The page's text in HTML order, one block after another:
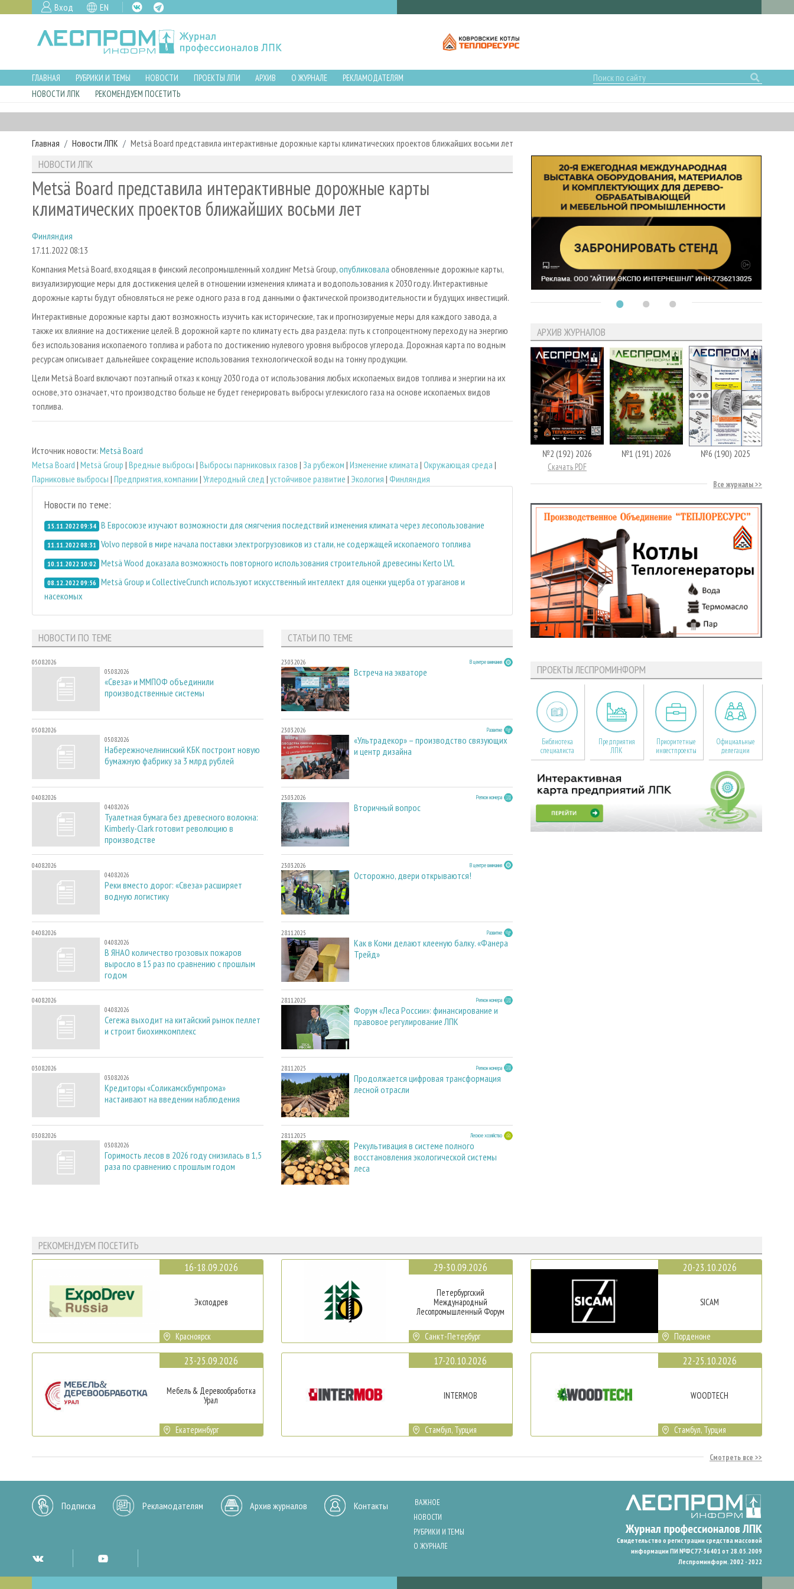
Вход EN
ГЛАВНАЯ РУБРИКИ И ТЕМЫ НОВОСТИ ПРОЕКТЫ ЛПИ АРХИВ О ЖУРНАЛЕ
РЕКЛАМОДАТЕЛЯМ
НОВОСТИ ЛПК
РЕКОМЕНДУЕМ ПОСЕТИТЬ
Главная Новости ЛПК Metsä Board представила интерактивные дорожные карты климатических проектов ближайших восьми лет
НОВОСТИ ЛПК
Metsä Board представила интерактивные дорожные карты
климатических проектов ближайших восьми лет
Финляндия
17.11.2022 08:13
Компания Metsä Board, входящая в финский лесопромышленный холдинг Metsä Group,опубликовала обновленные дорожные карты,
визуализирующие меры для достижения целей в отношении изменения климата и водопользования к 2030 году. Интерактивные
дорожные карты будут обновляться не реже одного раза в год данными о фактической производительности и будущих инвестиций.
Интерактивные дорожные карты дают возможность изучить как исторические, так и прогнозируемые меры для каждого завода, а
также их влияние на достижение целей. В дорожной карте по климату есть два раздела: путь к стопроцентному переходу на энергию
без использования ископаемого топлива и работа по достижению нулевого уровня выбросов углерода. Дорожная карта по водным
ресурсам описывает дальнейшее сокращение использования технологической воды на тонну продукции.
Цели Metsä Board включают поэтапный отказ к концу 2030 года от использования любых ископаемых видов топлива и энергии на их
основе, это означает, что производство больше не будет генерировать выбросы углекислого газа на основе ископаемых видов
топлива.
Источник новости: Metsä Board
Metsa Board | Metsä Group | Вредные выбросы | Выбросы парниковых газов | За рубежом | Изменение климата | Окружающая среда |
Парниковые выбросы | Предприятия, компании | Углеродный след | устойчивое развитие | Экология | Финляндия
Новости по теме:
15.11.2022 09:34 В Евросоюзе изучают возможности для смягчения последствий изменения климата через лесопользование
11.11.2022 08:31 Volvo первой в мире начала поставки электрогрузовиков из стали, не содержащей ископаемого топлива
10.11.2022 10:02 Metsä Wood доказала возможность повторного использования строительной древесины Kerto LVL
08.12.2022 09:56 Metsä Group и CollectiveCrunch используют искусственный интеллект для оценки ущерба от ураганов и
насекомых
НОВОСТИ ПО ТЕМЕ
05.08.2026
05.08.2026
«Свеза» и ММПОФ объединили
производственные системы
05.08.2026
05.08.2026
Набережночелнинский КБК построит новую
бумажную фабрику за 3 млрд рублей
04.08.2026
04.08.2026
Туалетная бумага без древесного волокна:
Kimberly-Clark готовит революцию в
производстве
04.08.2026
04.08.2026
Реки вместо дорог: «Свеза» расширяет
водную логистику
04.08.2026
04.08.2026
В ЯНАО количество грозовых пожаров
выросло в 15 раз по сравнению с прошлым
годом
04.08.2026
04.08.2026
Сегежа выходит на китайский рынок пеллет
и строит биохимкомплекс
03.08.2026
03.08.2026
Кредиторы «Соликамскбумпрома»
настаивают на введении наблюдения
03.08.2026
03.08.2026
Горимость лесов в 2026 году снизилась в 1,5
раза по сравнению с прошлым годом
СТАТЬИ ПО ТЕМЕ
23.03.2026 В центре внимания
Встреча на экваторе
23.03.2026 Развитие
«Ультрадекор» – производство связующих
и центр дизайна
23.03.2026 Регион номера
Вторичный вопрос
23.03.2026 В центре внимания
Осторожно, двери открываются!
28.11.2025 Развитие
Как в Коми делают клееную балку. «Фанера
Трейд»
28.11.2025 Регион номера
Форум «Леса России»: финансирование и
правовое регулирование ЛПК
28.11.2025 Регион номера
Продолжается цифровая трансформация
лесной отрасли
28.11.2025 Лесное хозяйство
Рекультивация в системе полного
восстановления экологической системы
леса
АРХИВ ЖУРНАЛОВ
№2 (192) 2026
Скачать PDF
№1 (191) 2026 №6 (190) 2025
Все журналы
ПРОЕКТЫ ЛЕСПРОМИНФОРМ
Библиотека
специалиста
Предприятия
ЛПК
Приоритетные
инвестпроекты
Официальные
делегации
РЕКОМЕНДУЕМ ПОСЕТИТЬ
16-18.09.2026
Эксподрев
Красноярск
23-25.09.2026
Мебель & Деревообработка
Урал
Екатеринбург
29-30.09.2026
Петербургский
Международный
Лесопромышленный Форум
Санкт-Петербург
17-20.10.2026
INTERMOB
Стамбул, Турция
20-23.10.2026
SICAM
Порденоне
22-25.10.2026
WOODTECH
Стамбул, Турция
Смотреть все
Подписка Рекламодателям Архив журналов Контакты
ВАЖНОЕ
НОВОСТИ
РУБРИКИ И ТЕМЫ
О ЖУРНАЛЕ
Свидетельство о регистрации средства массовой
информации ПИ №ФС77-36401 от 28.05.2009
Леспроминформ. 2002 - 2022